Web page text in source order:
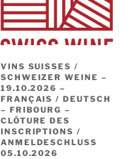
VINS SUISSES /
SCHWEIZER WEINE –
19.10.2026 –
FRANÇAIS / DEUTSCH
– FRIBOURG –
CLÔTURE DES
INSCRIPTIONS /
ANMELDESCHLUSS
05.10.2026